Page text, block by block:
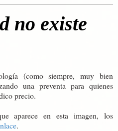
no existe
(como siempre, muy bien
una preventa para quienes
precio.
aparece en esta imagen, los
.